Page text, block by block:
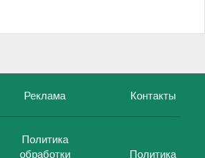
Реклама Контакты
Политика
обработки
Политика